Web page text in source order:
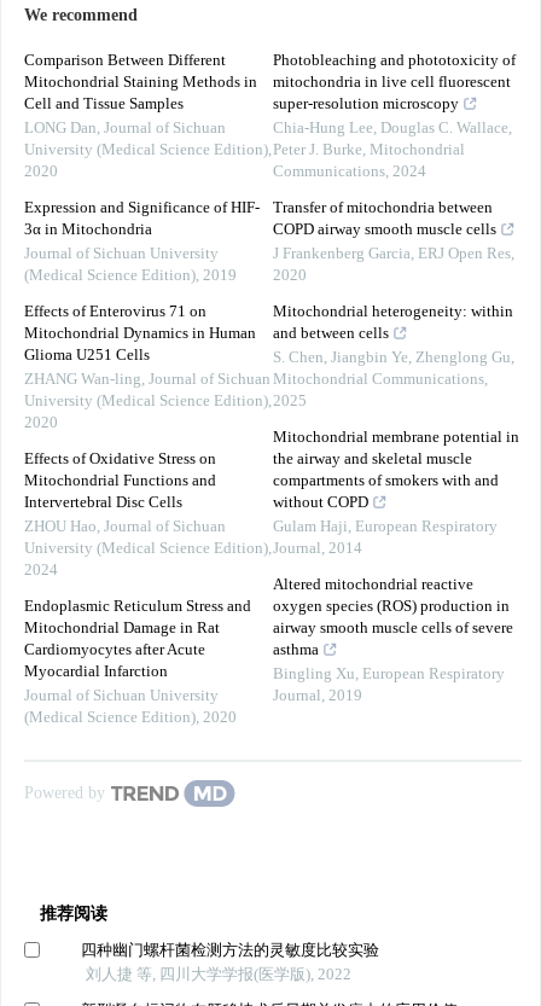
We recommend
Comparison Between Different
Mitochondrial Staining Methods in
Cell and Tissue Samples
LONG Dan, Journal of Sichuan
University (Medical Science Edition),
2020
Expression and Significance of HIF-
3α in Mitochondria
Journal of Sichuan University
(Medical Science Edition), 2019
Effects of Enterovirus 71 on
Mitochondrial Dynamics in Human
Glioma U251 Cells
ZHANG Wan-ling, Journal of Sichuan
University (Medical Science Edition),
2020
Effects of Oxidative Stress on
Mitochondrial Functions and
Intervertebral Disc Cells
ZHOU Hao, Journal of Sichuan
University (Medical Science Edition),
2024
Endoplasmic Reticulum Stress and
Mitochondrial Damage in Rat
Cardiomyocytes after Acute
Myocardial Infarction
Journal of Sichuan University
(Medical Science Edition), 2020
Photobleaching and phototoxicity of
mitochondria in live cell fluorescent
super-resolution microscopy
Chia‐Hung Lee, Douglas C. Wallace,
Peter J. Burke, Mitochondrial
Communications, 2024
Transfer of mitochondria between
COPD airway smooth muscle cells
J Frankenberg Garcia, ERJ Open Res,
2020
Mitochondrial heterogeneity: within
and between cells
S. Chen, Jiangbin Ye, Zhenglong Gu,
Mitochondrial Communications,
2025
Mitochondrial membrane potential in
the airway and skeletal muscle
compartments of smokers with and
without COPD
Gulam Haji, European Respiratory
Journal, 2014
Altered mitochondrial reactive
oxygen species (ROS) production in
airway smooth muscle cells of severe
asthma
Bingling Xu, European Respiratory
Journal, 2019
Powered by
推荐阅读
四种幽门螺杆菌检测方法的灵敏度比较实验
刘人捷 等, 四川大学学报(医学版), 2022